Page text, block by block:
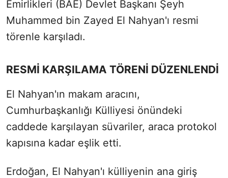
Emirlikleri (BAE) Devlet Başkanı Şeyh
Muhammed bin Zayed El Nahyan'ı resmi
törenle karşıladı.
RESMİ KARŞILAMA TÖRENİ DÜZENLENDİ
El Nahyan'ın makam aracını,
Cumhurbaşkanlığı Külliyesi önündeki
caddede karşılayan süvariler, araca protokol
kapısına kadar eşlik etti.
Erdoğan, El Nahyan'ı külliyenin ana giriş